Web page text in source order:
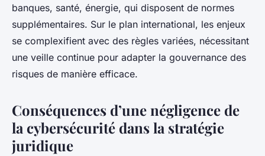
banques, santé, énergie, qui disposent de normes
supplémentaires. Sur le plan international, les enjeux
se complexifient avec des règles variées, nécessitant
une veille continue pour adapter la gouvernance des
risques de manière efficace.
Conséquences d’une négligence de
la cybersécurité dans la stratégie
juridique